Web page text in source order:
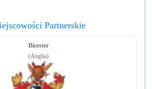
Partnerskie
Bicester
(Anglia)